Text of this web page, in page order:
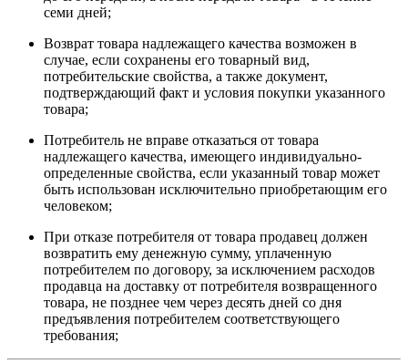
семи дней;
Возврат товара надлежащего качества возможен в
случае, если сохранены его товарный вид,
потребительские свойства, а также документ,
подтверждающий факт и условия покупки указанного
товара;
Потребитель не вправе отказаться от товара
надлежащего качества, имеющего индивидуально-
определенные свойства, если указанный товар может
быть использован исключительно приобретающим его
человеком;
При отказе потребителя от товара продавец должен
возвратить ему денежную сумму, уплаченную
потребителем по договору, за исключением расходов
продавца на доставку от потребителя возвращенного
товара, не позднее чем через десять дней со дня
предъявления потребителем соответствующего
требования;